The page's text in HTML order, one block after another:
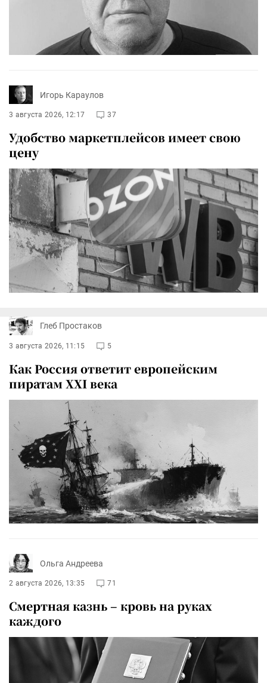
Игорь Караулов
3 августа 2026, 12:17 37
Удобство маркетплейсов имеет свою
цену
Глеб Простаков
3 августа 2026, 11:15 5
Как Россия ответит европейским
пиратам XXI века
Ольга Андреева
2 августа 2026, 13:35 71
Смертная казнь – кровь на руках
каждого